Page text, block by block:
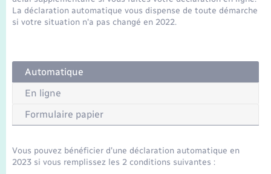
La déclaration automatique vous dispense de toute démarche
si votre situation n'a pas changé en 2022.
Automatique
En ligne
Formulaire papier
Vous pouvez bénéficier d'une déclaration automatique en
2023 si vous remplissez les 2 conditions suivantes :